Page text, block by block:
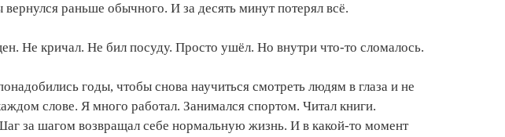
раньше обычного. И за десять минут потерял всё.
Не кричал. Не бил посуду. Просто ушёл. Но внутри что-то сломалось.
годы, чтобы снова научиться смотреть людям в глаза и не
слове. Я много работал. Занимался спортом. Читал книги.
за шагом возвращал себе нормальную жизнь. И в какой-то момент